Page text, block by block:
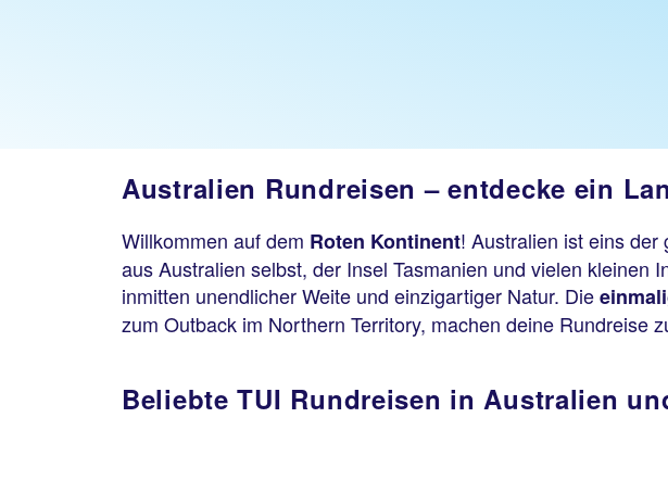
Australien Rundreisen – entdecke ein
Willkommen auf dem Roten Kontinent! Australien ist eins
aus Australien selbst, der Insel Tasmanien und vielen
inmitten unendlicher Weite und einzigartiger Natur. Die
zum Outback im Northern Territory, machen deine Rundreise
Beliebte TUI Rundreisen in Australien